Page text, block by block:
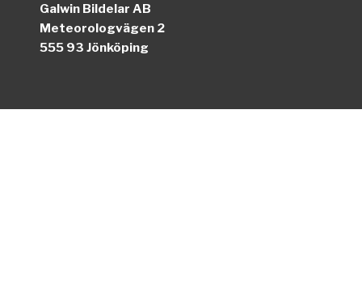
Galwin Bildelar AB
Meteorologvägen 2
555 93 Jönköping